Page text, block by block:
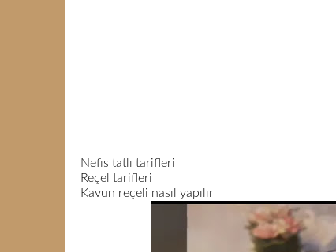
Nefis tatlı tarifleri
Reçel tarifleri
Kavun reçeli nasıl yapılır